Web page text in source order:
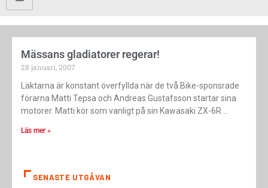
Mässans gladiatorer regerar!
28 januari, 2007
Läktarna är konstant överfyllda när de två Bike-sponsrade
förarna Matti Tepsa och Andreas Gustafsson startar sina
motorer. Matti kör som vanligt på sin Kawasaki ZX-6R
Läs mer »
SENASTE UTGÅVAN